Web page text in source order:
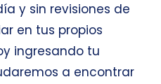
y sin revisiones de
en tus propios
ingresando tu
a encontrar